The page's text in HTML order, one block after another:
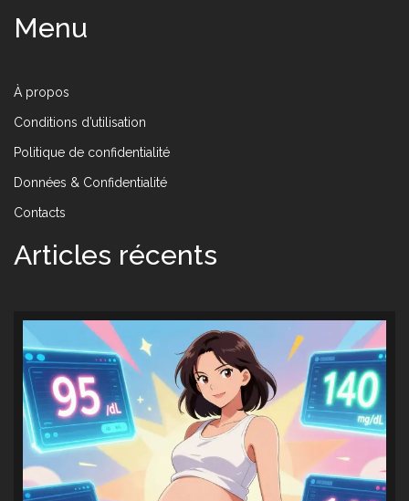
Menu
À propos
Conditions d’utilisation
Politique de confidentialité
Données & Confidentialité
Contacts
Articles récents